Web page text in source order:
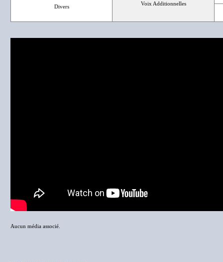
Divers Voix Additionnelles
Aucun média associé.